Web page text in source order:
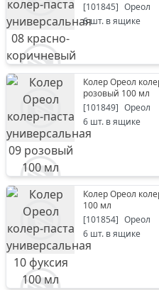
[101845] Ореол
6шт. в ящике
Колер Ореол
розовый 100 мл
[101849] Ореол
6 шт. в ящике
Колер Ореол
100 мл
[101854] Ореол
6 шт. в ящике